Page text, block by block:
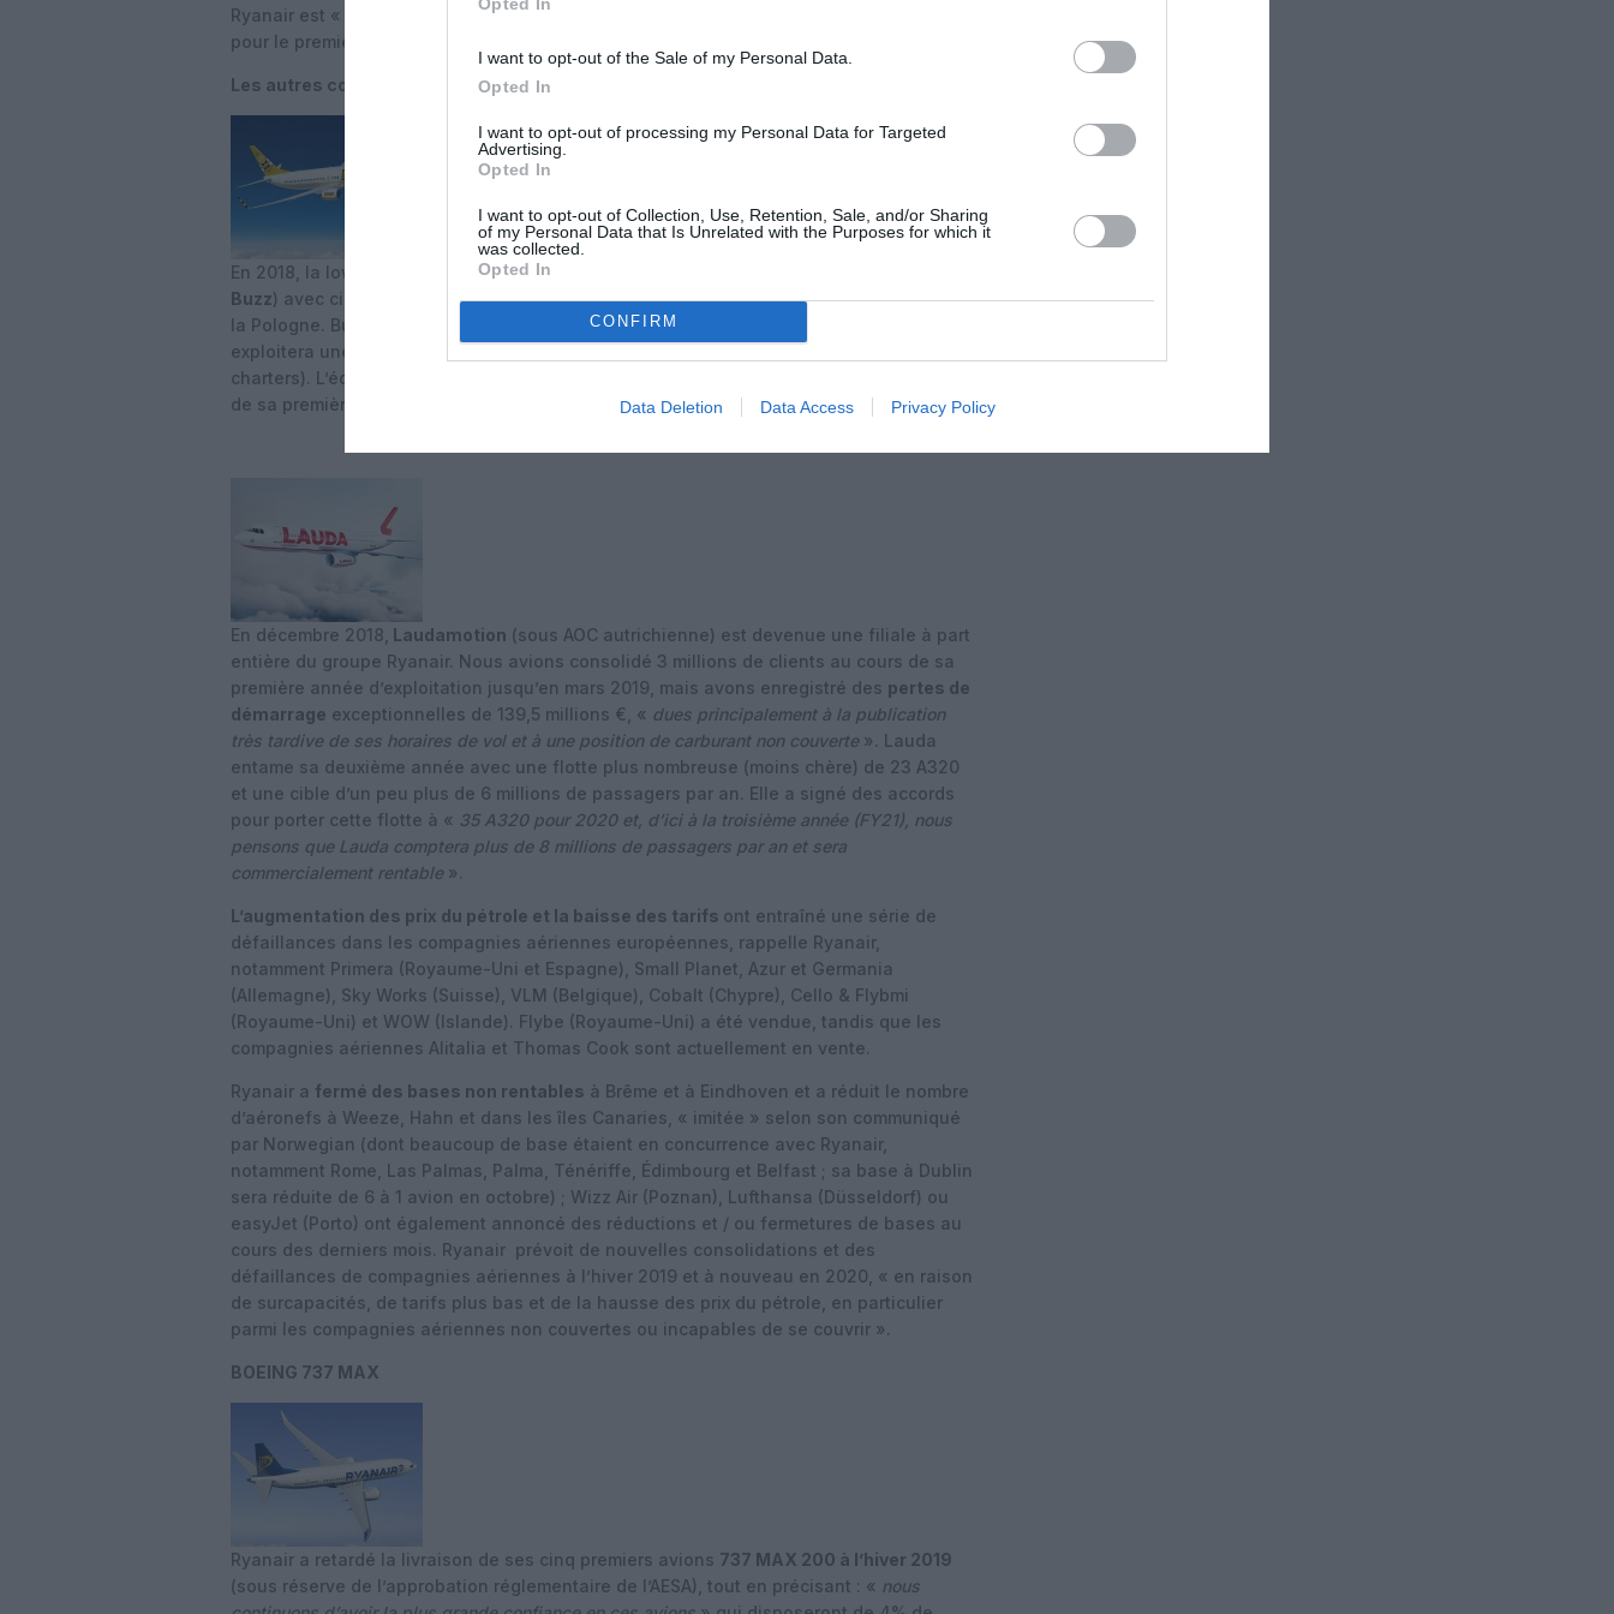
I want to opt-out of the Sale of my Personal Data.
Opted In
I want to opt-out of processing my Personal Data for Targeted
Advertising.
Opted In
I want to opt-out of Collection, Use, Retention, Sale, and/or Sharing
of my Personal Data that Is Unrelated with the Purposes for which it
was collected.
Opted In
CONFIRM
Data Deletion Data Access Privacy Policy
Ryanair est « couverte » à 90% pour l’exercice 2020 à 709 dollars la tonne, et à 35%
pour le premier trimestre de l’exercice 2021 à 654 dollars.
Les autres compagnies du groupe Ryanair :
En 2018, la low cost irlandaise a lancé en Pologne Ryanair Sun (désormais appelée
Buzz) avec cinq 737-800, proposant des vols charters en provenance / à destination de
la Pologne. Buzz a repris les bases des lignes régulières de Ryanair en Pologne et
exploitera une flotte de 25 avions au cours de l’exercice 2020 (dont sept pour les vols
charters). L’équipe de gestion de Buzz a réussi à générer un bénéfice modeste au cours
de sa première année d’activité.
En décembre 2018, Laudamotion (sous AOC autrichienne) est devenue une filiale à part
entière du groupe Ryanair. Nous avions consolidé 3 millions de clients au cours de sa
première année d’exploitation jusqu’en mars 2019, mais avons enregistré des pertes de
démarrage exceptionnelles de 139,5 millions €, « dues principalement à la publication
très tardive de ses horaires de vol et à une position de carburant non couverte ». Lauda
entame sa deuxième année avec une flotte plus nombreuse (moins chère) de 23 A320
et une cible d’un peu plus de 6 millions de passagers par an. Elle a signé des accords
pour porter cette flotte à « 35 A320 pour 2020 et, d’ici à la troisième année (FY21), nous
pensons que Lauda comptera plus de 8 millions de passagers par an et sera
commercialement rentable ».
L’augmentation des prix du pétrole et la baisse des tarifs ont entraîné une série de
défaillances dans les compagnies aériennes européennes, rappelle Ryanair,
notamment Primera (Royaume-Uni et Espagne), Small Planet, Azur et Germania
(Allemagne), Sky Works (Suisse), VLM (Belgique), Cobalt (Chypre), Cello & Flybmi
(Royaume-Uni) et WOW (Islande). Flybe (Royaume-Uni) a été vendue, tandis que les
compagnies aériennes Alitalia et Thomas Cook sont actuellement en vente.
Ryanair a fermé des bases non rentables à Brême et à Eindhoven et a réduit le nombre
d’aéronefs à Weeze, Hahn et dans les îles Canaries, « imitée » selon son communiqué
par Norwegian (dont beaucoup de base étaient en concurrence avec Ryanair,
notamment Rome, Las Palmas, Palma, Ténériffe, Édimbourg et Belfast ; sa base à Dublin
sera réduite de 6 à 1 avion en octobre) ; Wizz Air (Poznan), Lufthansa (Düsseldorf) ou
easyJet (Porto) ont également annoncé des réductions et / ou fermetures de bases au
cours des derniers mois. Ryanair prévoit de nouvelles consolidations et des
défaillances de compagnies aériennes à l’hiver 2019 et à nouveau en 2020, « en raison
de surcapacités, de tarifs plus bas et de la hausse des prix du pétrole, en particulier
parmi les compagnies aériennes non couvertes ou incapables de se couvrir ».
BOEING 737 MAX
Ryanair a retardé la livraison de ses cinq premiers avions 737 MAX 200 à l’hiver 2019
(sous réserve de l’approbation réglementaire de l’AESA), tout en précisant : « nous